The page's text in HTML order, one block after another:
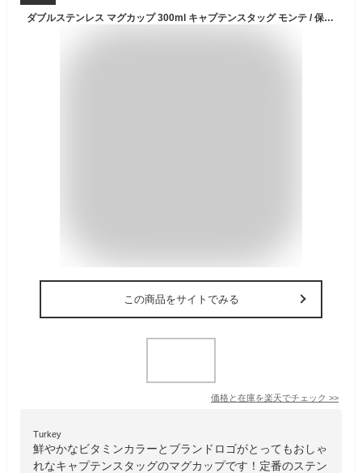
ダブルステンレス マグカップ 300ml キャプテンスタッグ モンテ / 保温 保冷 真空二重構造 ワイヤーハンドル コップ カップ ステンレス製 ピンク グリーン ブルー イエロー 緑 青 黄色 かわいい 可愛い おしゃれ お洒落 アウトドア キャンプ CAPTAIN STAG /
この商品をサイトでみる
価格と在庫を楽天でチェック >>
Turkey
鮮やかなビタミンカラーとブランドロゴがとってもおしゃ
れなキャプテンスタッグのマグカップです！定番のステン